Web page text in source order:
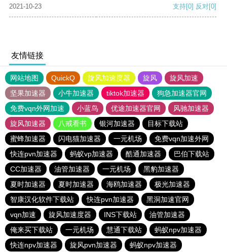
2021-10-23 支持[0] 反对[0]
友情链接
网站地图 QuickQ 旋风加速度器 旋风
旋风加速
坚果加速器
小牛加速器 tiktok加速器
狗急加速器官网
免费vqn外网加速
小蓝鸟 优途加速器官网
风驰加速器
旋风加速器
八戒看书 银河加速器
目标下载站
蜜蜂加速器
闪电猫加速器 一元机场
免费vqn加速外网
快连pvn加速器
蚂蚁vp加速器 酷通加速器
巴伯下载站
CC加速器
油管加速器 一元机场
黑豹加速器
夏时加速器
夏时加速器 海鸥加速器
极光加速器
智康汉化软件下载站
快连pvn加速器
黑洞加速官网
vqn加速
旋风加速度器 INS下载站
油管加速器
俺来买下载站
一元机场 慧通下载站
蚂蚁npv加速器
快连npv加速器
旋风pvn加速器 蚂蚁npv加速器